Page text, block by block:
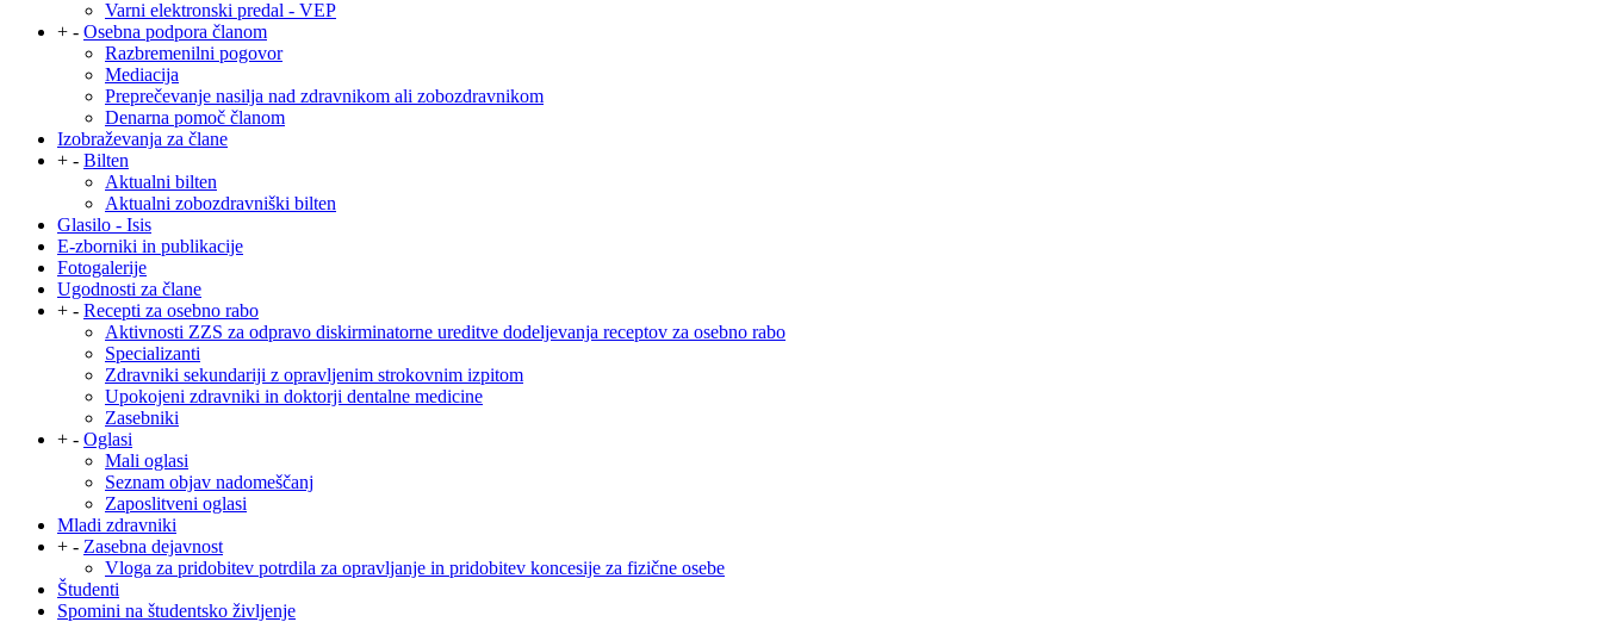
Varni elektronski predal - VEP
+ - Osebna podpora članom
Razbremenilni pogovor
Mediacija
Preprečevanje nasilja nad zdravnikom ali zobozdravnikom
Denarna pomoč članom
Izobraževanja za člane
+ - Bilten
Aktualni bilten
Aktualni zobozdravniški bilten
Glasilo - Isis
E-zborniki in publikacije
Fotogalerije
Ugodnosti za člane
+ - Recepti za osebno rabo
Aktivnosti ZZS za odpravo diskirminatorne ureditve dodeljevanja receptov za osebno rabo
Specializanti
Zdravniki sekundariji z opravljenim strokovnim izpitom
Upokojeni zdravniki in doktorji dentalne medicine
Zasebniki
+ - Oglasi
Mali oglasi
Seznam objav nadomeščanj
Zaposlitveni oglasi
Mladi zdravniki
+ - Zasebna dejavnost
Vloga za pridobitev potrdila za opravljanje in pridobitev koncesije za fizične osebe
Študenti
Spomini na študentsko življenje